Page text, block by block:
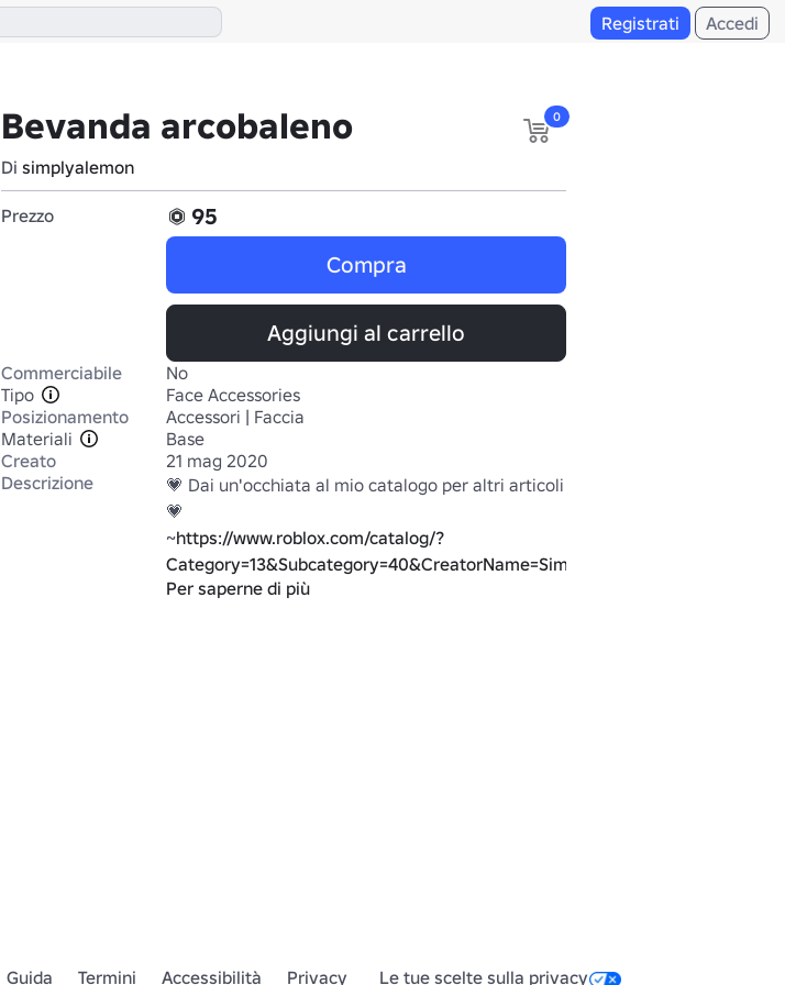
Registrati Accedi
Bevanda arcobaleno
Di simplyalemon
0
Prezzo
95
Compra
Aggiungi al carrello
Commerciabile
No
Tipo
Face Accessories
Posizionamento
Accessori | Faccia
Materiali
Base
Creato
21 mag 2020
Descrizione
💗 Dai un'occhiata al mio catalogo per altri articoli
💗
~https://www.roblox.com/catalog/?
Category=13&Subcategory=40&CreatorName=SimplyALemon&SortType=3~
Per saperne di più
Guida Termini Accessibilità Privacy Le tue scelte sulla privacy